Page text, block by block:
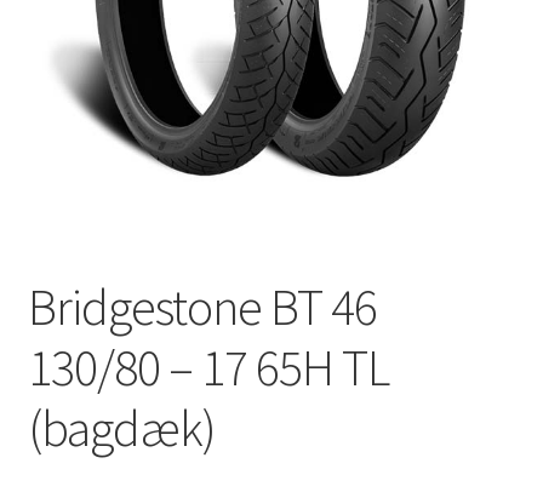
Bridgestone BT 46
130/80 – 17 65H TL
(bagdæk)